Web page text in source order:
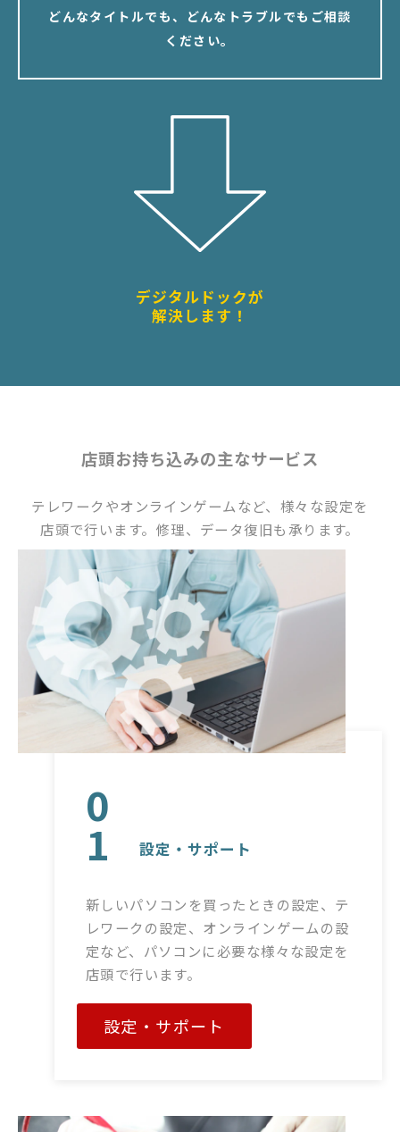
どんなタイトルでも、どんなトラブルでもご相談
ください。
デジタルドックが
解決します！
店頭お持ち込みの主なサービス
テレワークやオンラインゲームなど、様々な設定を
店頭で行います。修理、データ復旧も承ります。
0
1 設定・サポート
新しいパソコンを買ったときの設定、テ
レワークの設定、オンラインゲームの設
定など、パソコンに必要な様々な設定を
店頭で行います。
設定・サポート